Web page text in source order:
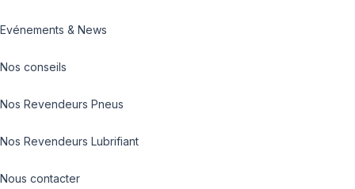
Evénements & News
Nos conseils
Nos Revendeurs Pneus
Nos Revendeurs Lubrifiant
Nous contacter